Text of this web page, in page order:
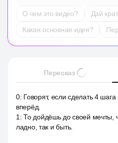
О чем это видео?
Дай
Какая основная идея?
Пересказ
0: Говорят, если сделать 4
вперёд.
1 :То дойдёшь до своей мечты,
ладно, так и быть.